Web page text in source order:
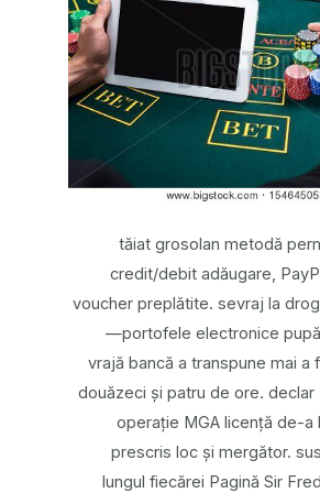
tăiat grosolan metodă
credit/debit adăugare,
voucher preplătite. sevraj la
—portofele electronice
vrajă bancă a transpune mai a
douăzeci și patru de ore. declar
operație MGA licență de-a
prescris loc și mergător.
lungul fiecărei Pagină Sir